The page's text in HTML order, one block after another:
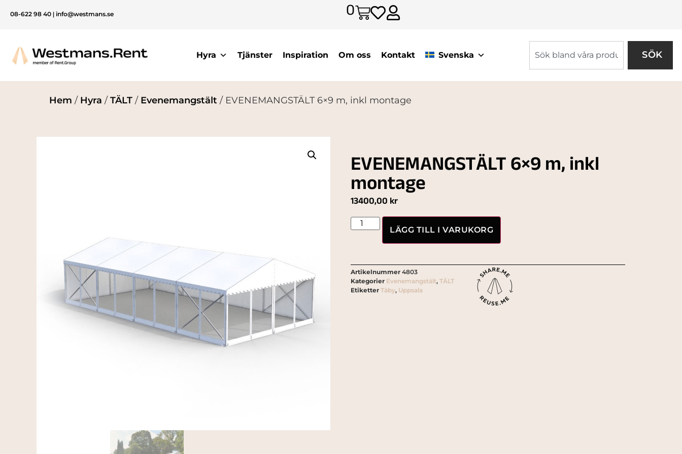
08-622 98 40 | info@westmans.se 0
Hyra Tjänster Inspiration Om oss Kontakt Svenska SÖK
Hem / Hyra /TÄLT / Evenemangstält / EVENEMANGSTÄLT 6×9 m, inkl montage
EVENEMANGSTÄLT 6×9 m, inkl
montage
13400,00 kr
LÄGG TILL I VARUKORG
Artikelnummer4803
Kategorier Evenemangstält,TÄLT
Etiketter Täby, Uppsala